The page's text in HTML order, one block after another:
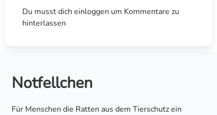
Du musst dich einloggen um Kommentare zu
hinterlassen
Notfellchen
Für Menschen die Ratten aus dem Tierschutz ein